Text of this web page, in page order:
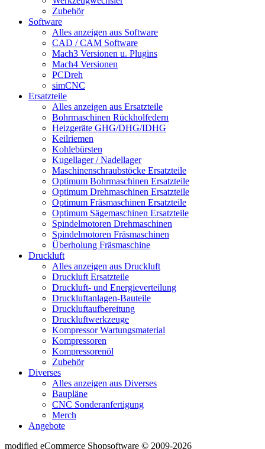
Zubehör
Software
Alles anzeigen aus Software
CAD / CAM Software
Mach3 Versionen u. Plugins
Mach4 Versionen
PCDreh
simCNC
Ersatzteile
Alles anzeigen aus Ersatzteile
Bohrmaschinen Rückholfedern
Heizgeräte GHG/DHG/IDHG
Keilriemen
Kohlebürsten
Kugellager / Nadellager
Maschinenschraubstöcke Ersatzteile
Optimum Bohrmaschinen Ersatzteile
Optimum Drehmaschinen Ersatzteile
Optimum Fräsmaschinen Ersatzteile
Optimum Sägemaschinen Ersatzteile
Spindelmotoren Drehmaschinen
Spindelmotoren Fräsmaschinen
Überholung Fräsmaschine
Druckluft
Alles anzeigen aus Druckluft
Druckluft Ersatzteile
Druckluft- und Energieverteilung
Druckluftanlagen-Bauteile
Druckluftaufbereitung
Druckluftwerkzeuge
Kompressor Wartungsmaterial
Kompressoren
Kompressorenöl
Zubehör
Diverses
Alles anzeigen aus Diverses
Baupläne
CNC Sonderanfertigung
Merch
Angebote
modified eCommerce Shopsoftware © 2009-2026